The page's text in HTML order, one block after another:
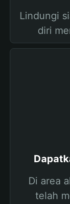
Lindungi
diri
Di area
telah